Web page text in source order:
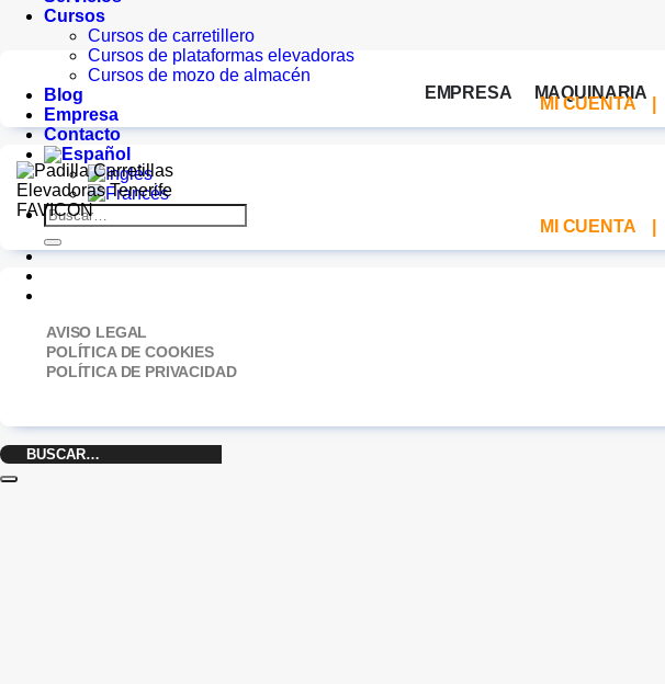
Cursos
Cursos de carretillero
Cursos de plataformas elevadoras
Cursos de mozo de almacén
Blog
Empresa
Contacto
Buscar
por:
EMPRESA MAQUINARIA
MI CUENTA
MI CUENTA
AVISO LEGAL
POLÍTICA DE COOKIES
POLÍTICA DE PRIVACIDAD
Buscar
por: